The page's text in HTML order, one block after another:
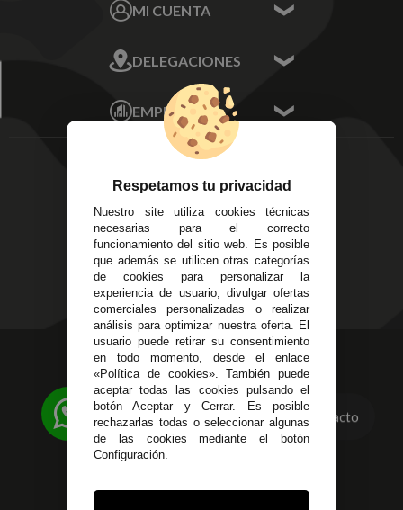
Sobre nosotros
MI CUENTA
Mis Direcciones
Mis Pedidos
Mis favoritos
FAQ's
DELEGACIONES
Écija - Sevilla
Av. Plaza de Toros.
Local 3
Córdoba
14
Alzira - Valencia
C/ Esplugues, 135
EMPRESA
Aviso Legal
Devoluciones
Política de Privacidad
Pago Seguro
Terminos y
Condiciones Generales
Políticas de Cookies
623 23 31 98
Atendemos Whatsapp
955 44 45 43/955 44 45 44
info@steielectronica.com
Avenida Plaza de Toros,
Contacto
Respetamos tu privacidad
Nuestro site utiliza cookies técnicas
necesarias para el correcto
funcionamiento del sitio web. Es posible
que además se utilicen otras categorías
de cookies para personalizar la
experiencia de usuario, divulgar ofertas
comerciales personalizadas o realizar
análisis para optimizar nuestra oferta. El
usuario puede retirar su consentimiento
en todo momento, desde el enlace
«Política de cookies». También puede
aceptar todas las cookies pulsando el
botón Aceptar y Cerrar. Es posible
rechazarlas todas o seleccionar algunas
de las cookies mediante el botón
Configuración.